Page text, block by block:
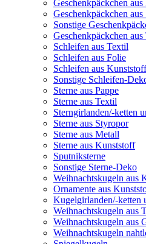
Geschenkpäckchen
Geschenkpäckchen
Sonstige
Geschenkpäckchen
Schleifen aus Textil
Schleifen aus Folie
Schleifen aus Kunststoff
Sonstige Schleifen-
Sterne aus Pappe
Sterne aus Textil
Sterngirlanden/-ketten
Sterne aus Styropor
Sterne aus Metall
Sterne aus Kunststoff
Sputniksterne
Sonstige Sterne-Deko
Weihnachtskugeln aus
Ornamente aus
Kugelgirlanden/-ketten
Weihnachtskugeln aus
Weihnachtskugeln aus
Weihnachtskugeln